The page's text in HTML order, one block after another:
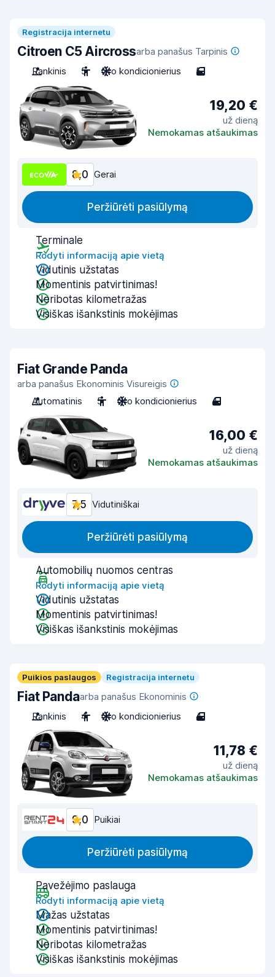
Registracija internetu
Citroen C5 Aircrossarba panašus Tarpinis
Rankinis
5 Oro kondicionierius 5
19,20 €
už dieną
Nemokamas atšaukimas
8,0 Gerai
Peržiūrėti pasiūlymą
Terminale
Rodyti informaciją apie vietą
Vidutinis užstatas
Momentinis patvirtinimas!
Neribotas kilometražas
Visiškas išankstinis mokėjimas
Fiat Grande Panda
arba panašus Ekonominis Visureigis
Automatinis
5 Oro kondicionierius 4
16,00 €
už dieną
Nemokamas atšaukimas
7,5 Vidutiniškai
Peržiūrėti pasiūlymą
Automobilių nuomos centras
Rodyti informaciją apie vietą
Vidutinis užstatas
Momentinis patvirtinimas!
Visiškas išankstinis mokėjimas
Puikios paslaugos Registracija internetu
Fiat Pandaarba panašus Ekonominis
Rankinis
4 Oro kondicionierius 4
11,78 €
už dieną
Nemokamas atšaukimas
9,0 Puikiai
Peržiūrėti pasiūlymą
Pavežėjimo paslauga
Rodyti informaciją apie vietą
Mažas užstatas
Momentinis patvirtinimas!
Neribotas kilometražas
Visiškas išankstinis mokėjimas